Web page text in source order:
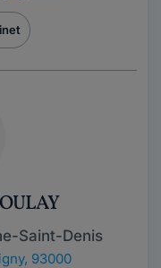
Saint-Denis
93000